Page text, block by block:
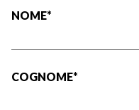
NOME*
COGNOME*